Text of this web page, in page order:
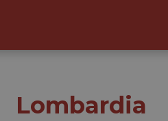
Lombardia